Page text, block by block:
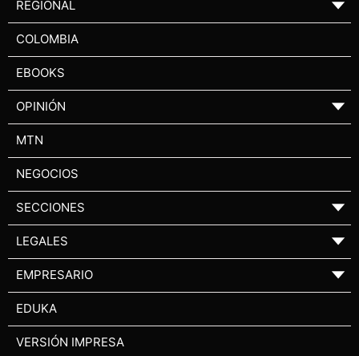
REGIONAL ▼
COLOMBIA
EBOOKS
OPINIÓN ▼
MTN
NEGOCIOS
SECCIONES ▼
LEGALES ▼
EMPRESARIO ▼
EDUKA
VERSIÓN IMPRESA